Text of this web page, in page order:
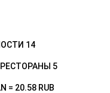
14
РЕСТОРАНЫ 5
= 20.58 RUB